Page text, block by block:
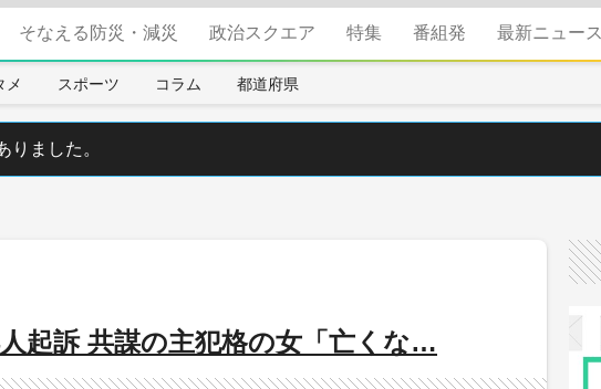
そなえる防災・減災 政治スクエア 特集 番組発 最新ニュース
メ スポーツ コラム 都道府県
ました。
起訴 共謀の主犯格の女「亡くな…